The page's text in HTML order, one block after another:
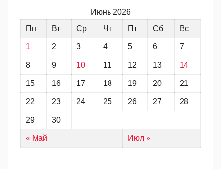
Июнь 2026
Пн
Вт Ср Чт Пт Сб Вс
« Май Июл »
1 2 3 4 5 6 7
8 9 10 11 12 13 14
15 16 17 18 19 20 21
22 23 24 25 26 27 28
29 30